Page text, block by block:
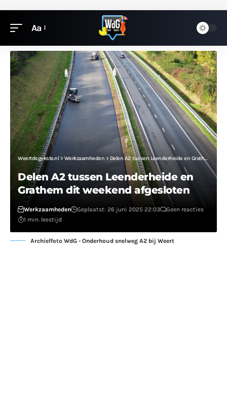
Aa
Weertdegekste.nl> Werkzaamheden > Delen A2 tussen Leenderheide en Grathem dit weekend afgesloten
Delen A2 tussen Leenderheide en
Grathem dit weekend afgesloten
Werkzaamheden Geplaatst: 26 juni 2025 22:03
Geen reacties
1 min. leestijd
Archieffoto WdG - Onderhoud snelweg A2 bij Weert